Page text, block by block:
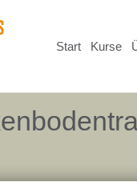
Start Kurse